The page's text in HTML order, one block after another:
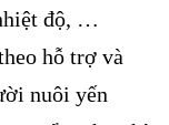
độ, …
hỗ trợ và
nuôi yến